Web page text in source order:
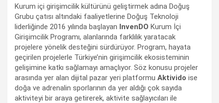
Kurum içi girişimcilik kültürünü geliştirmek adına Doğuş
Grubu çatısı altındaki faaliyetlerine Doğuş Teknoloji
liderliğinde 2016 yılında başlayan InvenDO Kurum İçi
Girişimcilik Programı, alanlarında farklılık yaratacak
projelere yönelik desteğini sürdürüyor. Program, hayata
geçirilen projelerle Türkiye’nin girişimcilik ekosisteminin
gelişimine katkı sağlamayı amaçlıyor. Söz konusu projeler
arasında yer alan dijital pazar yeri platformu Aktivido ise
doğa ve adrenalin sporlarının da yer aldığı çok sayıda
aktiviteyi bir araya getirerek, aktivite sağlayıcıları ile